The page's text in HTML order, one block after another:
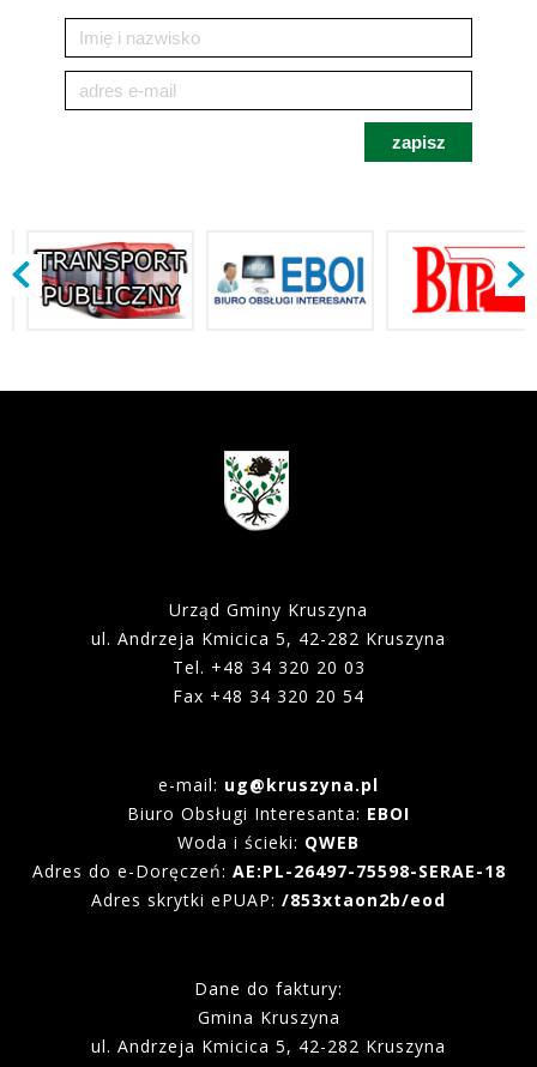
Urząd Gminy Kruszyna
ul. Andrzeja Kmicica 5, 42-282 Kruszyna
Tel. +48 34 320 20 03
Fax +48 34 320 20 54
e-mail: ug@kruszyna.pl
Biuro Obsługi Interesanta: EBOI
Woda i ścieki: QWEB
Adres do e-Doręczeń: AE:PL-26497-75598-SERAE-18
Adres skrytki ePUAP: /853xtaon2b/eod
Dane do faktury:
Gmina Kruszyna
ul. Andrzeja Kmicica 5, 42-282 Kruszyna